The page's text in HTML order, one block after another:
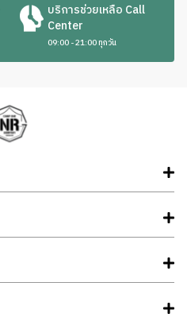
บริการช่วยเหลือ Call
Center
09:00 - 21:00 ทุกวัน